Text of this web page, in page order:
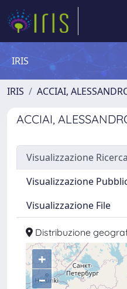
IRIS
IRIS ACCIAI,
ACCIAI,
Visualizzazione
Visualizzazione
Visualizzazione File
Distribuzione
+
–